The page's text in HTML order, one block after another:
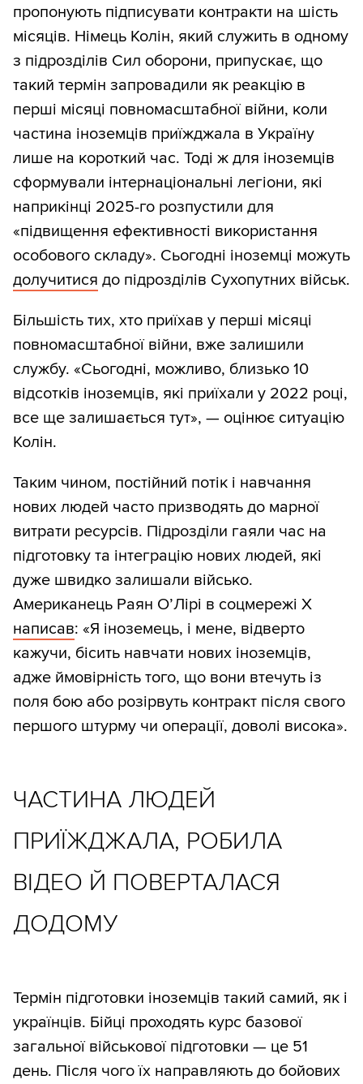
пропонують підписувати контракти на шість
місяців. Німець Колін, який служить в одному
з підрозділів Сил оборони, припускає, що
такий термін запровадили як реакцію в
перші місяці повномасштабної війни, коли
частина іноземців приїжджала в Україну
лише на короткий час. Тоді ж для іноземців
сформували інтернаціональні легіони, які
наприкінці 2025-го розпустили для
«підвищення ефективності використання
особового складу». Сьогодні іноземці можуть
долучитися до підрозділів Сухопутних військ.
Більшість тих, хто приїхав у перші місяці
повномасштабної війни, вже залишили
службу. «Сьогодні, можливо, близько 10
відсотків іноземців, які приїхали у 2022 році,
все ще залишається тут», — оцінює ситуацію
Колін.
Таким чином, постійний потік і навчання
нових людей часто призводять до марної
витрати ресурсів. Підрозділи гаяли час на
підготовку та інтеграцію нових людей, які
дуже швидко залишали військо.
Американець Раян О’Лірі в соцмережі Х
написав: «Я іноземець, і мене, відверто
кажучи, бісить навчати нових іноземців,
адже ймовірність того, що вони втечуть із
поля бою або розірвуть контракт після свого
першого штурму чи операції, доволі висока».
ЧАСТИНА ЛЮДЕЙ
ПРИЇЖДЖАЛА, РОБИЛА
ВІДЕО Й ПОВЕРТАЛАСЯ
ДОДОМУ
Термін підготовки іноземців такий самий, як і
українців. Бійці проходять курс базової
загальної військової підготовки — це 51
день. Після чого їх направляють до бойових